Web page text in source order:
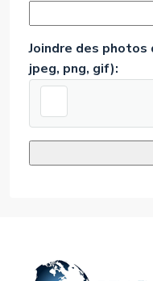
Joindre des
jpeg, png, gif):